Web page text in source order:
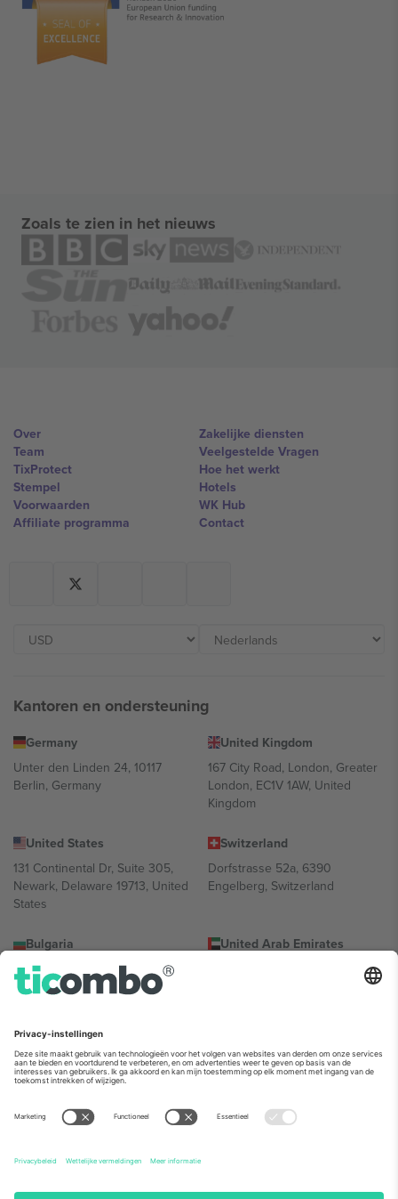
Zoals te zien in het nieuws
Over
Team
TixProtect
Stempel
Voorwaarden
Affiliate programma
Zakelijke diensten
Veelgestelde Vragen
Hoe het werkt
Hotels
WK Hub
Contact
Kantoren en ondersteuning
Germany
Unter den Linden 24, 10117
Berlin, Germany
United Kingdom
167 City Road, London, Greater
London, EC1V 1AW, United
Kingdom
United States
131 Continental Dr, Suite 305,
Newark, Delaware 19713, United
States
Switzerland
Dorfstrasse 52a, 6390
Engelberg, Switzerland
Bulgaria
Regus Sofia City West, bul
Totleben 53-55, 1606 Sofia,
United Arab Emirates
UAE Dubai Silicon Oasis, DDP
Building A1, Office 302, Dubai,
Mexico
Av Chapultepec 360, Roma
Norte, Cuauhtémoc, 06700
Ciudad de México, CDMX,
Mexico
De juridische entiteit van de aanbieder van het platform kan
domein. Kijk voor meer informatie op de specifieke pagina van het